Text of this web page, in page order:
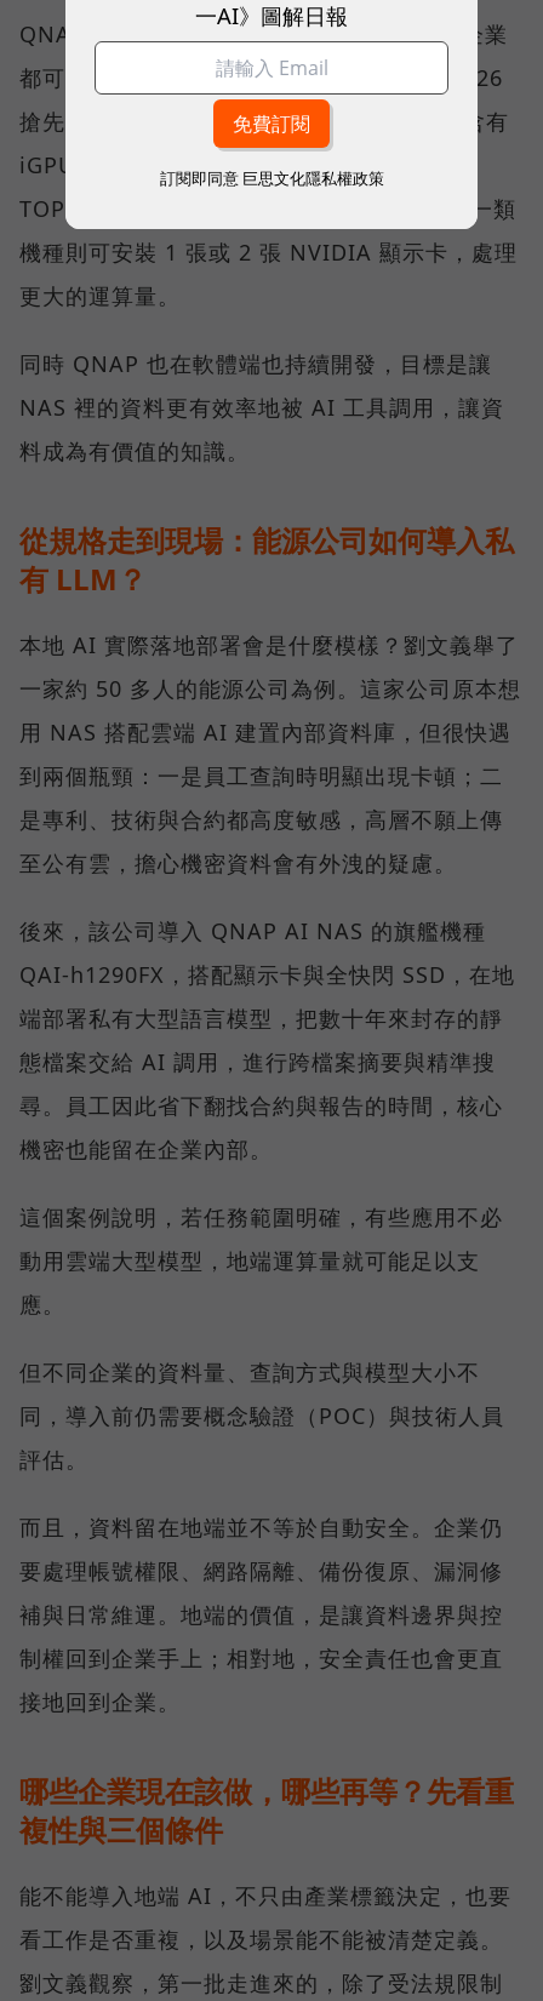
QNAP 則是透過算力分級讓各規模與需求的企業
都可以有適合的解決方案。在 Computex 2026
搶先亮相的 QNAP AI NAS 中，一類是採用含有
iGPU 與專屬 NPU 的處理器平台，以一百多
TOPS 的範圍，可順暢使用 AI 應用程式；另一類
機種則可安裝 1 張或 2 張 NVIDIA 顯示卡，處理
更大的運算量。
同時 QNAP 也在軟體端也持續開發，目標是讓
NAS 裡的資料更有效率地被 AI 工具調用，讓資
料成為有價值的知識。
從規格走到現場：能源公司如何導入私
有 LLM？
本地 AI 實際落地部署會是什麼模樣？劉文義舉了
一家約 50 多人的能源公司為例。這家公司原本想
用 NAS 搭配雲端 AI 建置內部資料庫，但很快遇
到兩個瓶頸：一是員工查詢時明顯出現卡頓；二
是專利、技術與合約都高度敏感，高層不願上傳
至公有雲，擔心機密資料會有外洩的疑慮。
後來，該公司導入 QNAP AI NAS 的旗艦機種
QAI-h1290FX，搭配顯示卡與全快閃 SSD，在地
端部署私有大型語言模型，把數十年來封存的靜
態檔案交給 AI 調用，進行跨檔案摘要與精準搜
尋。員工因此省下翻找合約與報告的時間，核心
機密也能留在企業內部。
這個案例說明，若任務範圍明確，有些應用不必
動用雲端大型模型，地端運算量就可能足以支
應。
但不同企業的資料量、查詢方式與模型大小不
同，導入前仍需要概念驗證（POC）與技術人員
評估。
而且，資料留在地端並不等於自動安全。企業仍
要處理帳號權限、網路隔離、備份復原、漏洞修
補與日常維運。地端的價值，是讓資料邊界與控
制權回到企業手上；相對地，安全責任也會更直
接地回到企業。
哪些企業現在該做，哪些再等？先看重
複性與三個條件
能不能導入地端 AI，不只由產業標籤決定，也要
看工作是否重複，以及場景能不能被清楚定義。
劉文義觀察，第一批走進來的，除了受法規限制
一AI》圖解日報
訂閱即同意 巨思文化隱私權政策